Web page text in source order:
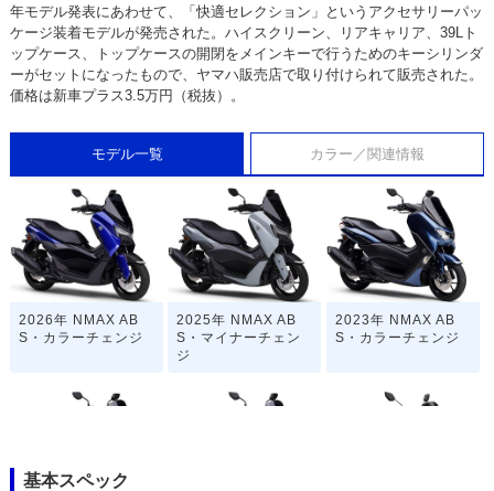
年モデル発表にあわせて、「快適セレクション」というアクセサリーパッ
ケージ装着モデルが発売された。ハイスクリーン、リアキャリア、39Lト
ップケース、トップケースの開閉をメインキーで行うためのキーシリンダ
ーがセットになったもので、ヤマハ販売店で取り付けられて販売された。
価格は新車プラス3.5万円（税抜）。
モデル一覧 カラー／関連情報
2026年 NMAX AB
S・カラーチェンジ
2025年 NMAX AB
S・マイナーチェン
ジ
2023年 NMAX AB
S・カラーチェンジ
基本スペック